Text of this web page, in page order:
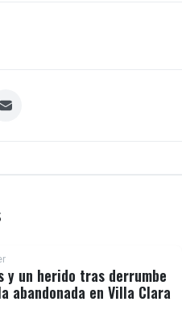
y un herido tras derrumbe
abandonada en Villa Clara